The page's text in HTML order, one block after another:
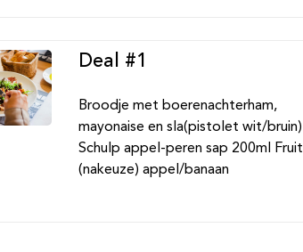
Deal #1
Broodje met boerenachterham,
mayonaise en sla(pistolet wit/bruin)
Schulp appel-peren sap 200ml Fruit
(nakeuze) appel/banaan